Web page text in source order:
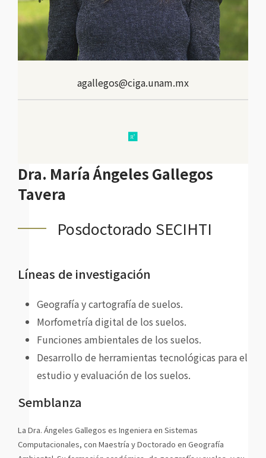
agallegos@ciga.unam.mx
research
Dra. María Ángeles Gallegos
Tavera
Posdoctorado SECIHTI
Líneas de investigación
Geografía y cartografía de suelos.
Morfometría digital de los suelos.
Funciones ambientales de los suelos.
Desarrollo de herramientas tecnológicas para el
estudio y evaluación de los suelos.
Semblanza
La Dra. Ángeles Gallegos es Ingeniera en Sistemas
Computacionales, con Maestría y Doctorado en Geografía